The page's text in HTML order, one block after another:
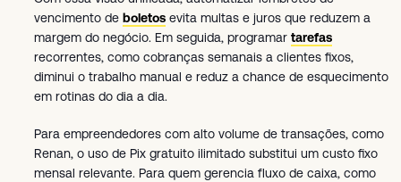
vencimento de boletos evita multas e juros que reduzem a
margem do negócio. Em seguida, programar tarefas
recorrentes, como cobranças semanais a clientes fixos,
diminui o trabalho manual e reduz a chance de esquecimento
em rotinas do dia a dia.
Para empreendedores com alto volume de transações, como
Renan, o uso de Pix gratuito ilimitado substitui um custo fixo
mensal relevante. Para quem gerencia fluxo de caixa, como